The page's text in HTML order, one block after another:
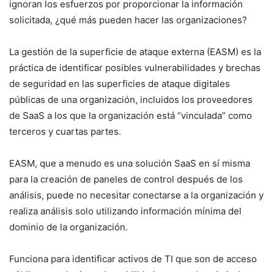
ignoran los esfuerzos por proporcionar la información
solicitada, ¿qué más pueden hacer las organizaciones?
La gestión de la superficie de ataque externa (EASM) es la
práctica de identificar posibles vulnerabilidades y brechas
de seguridad en las superficies de ataque digitales
públicas de una organización, incluidos los proveedores
de SaaS a los que la organización está “vinculada” como
terceros y cuartas partes.
EASM, que a menudo es una solución SaaS en sí misma
para la creación de paneles de control después de los
análisis, puede no necesitar conectarse a la organización y
realiza análisis solo utilizando información mínima del
dominio de la organización.
Funciona para identificar activos de TI que son de acceso